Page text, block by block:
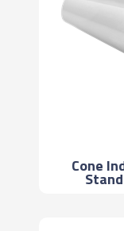
Cone